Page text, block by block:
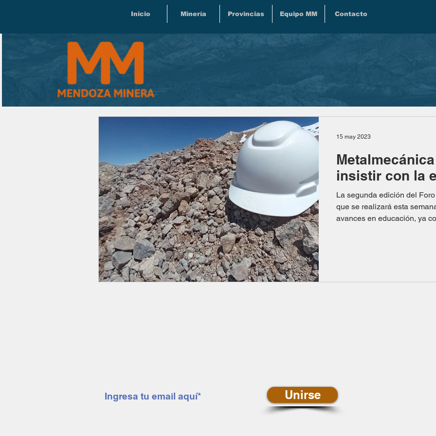
Inicio Minería Provincias Equipo MM Contacto
insistir con la
La segunda edición del
que se realizará esta
avances en educación, ya
15 may 2023
Unirse